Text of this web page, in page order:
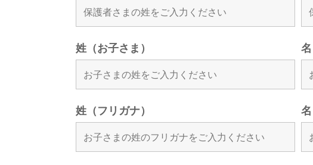
姓（お子さま）
姓（フリガナ）